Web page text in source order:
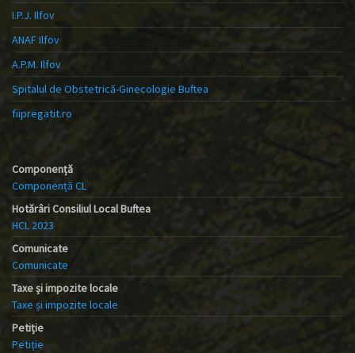
I.P.J. Ilfov
ANAF Ilfov
A.P.M. Ilfov
Spitalul de Obstetrică-Ginecologie Buftea
fiipregatit.ro
Componență
Componență CL
Hotărâri Consiliul Local Buftea
HCL 2023
Comunicate
Comunicate
Taxe și impozite locale
Taxe și impozite locale
Petiție
Petiție